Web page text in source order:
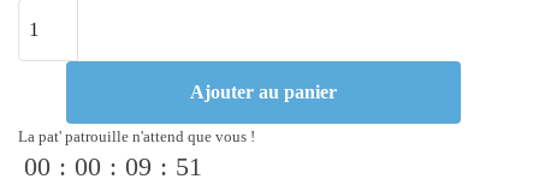
Ajouter au panier
La pat' patrouille n'attend que vous !
00 : 00 : 09 : 51